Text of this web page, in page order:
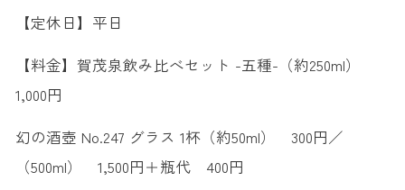
【定休日】平日
【料金】賀茂泉飲み比べセット -五種-（約250ml）
1,000円
幻の酒壺 No.247 グラス 1杯（約50ml） 300円／
（500ml） 1,500円＋瓶代 400円